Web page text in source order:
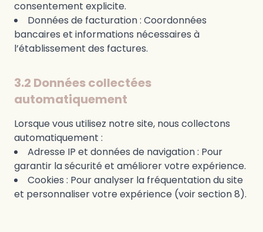
consentement explicite.
Données de facturation : Coordonnées
bancaires et informations nécessaires à
l’établissement des factures.
3.2 Données collectées
automatiquement
Lorsque vous utilisez notre site, nous collectons
automatiquement :
Adresse IP et données de navigation : Pour
garantir la sécurité et améliorer votre expérience.
Cookies : Pour analyser la fréquentation du site
et personnaliser votre expérience (voir section 8).